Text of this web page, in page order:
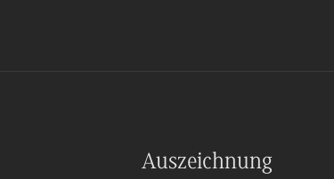
Auszeichnung